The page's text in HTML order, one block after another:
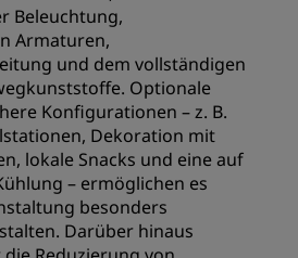
Beleuchtung,
Armaturen,
und dem vollständigen
Optionale
Konfigurationen – z. B.
Dekoration mit
lokale Snacks und eine auf
– ermöglichen es
besonders
Darüber hinaus